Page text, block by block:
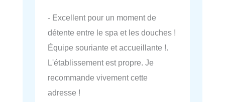
- Excellent pour un moment de
détente entre le spa et les douches !
Équipe souriante et accueillante !.
L'établissement est propre. Je
recommande vivement cette
adresse !